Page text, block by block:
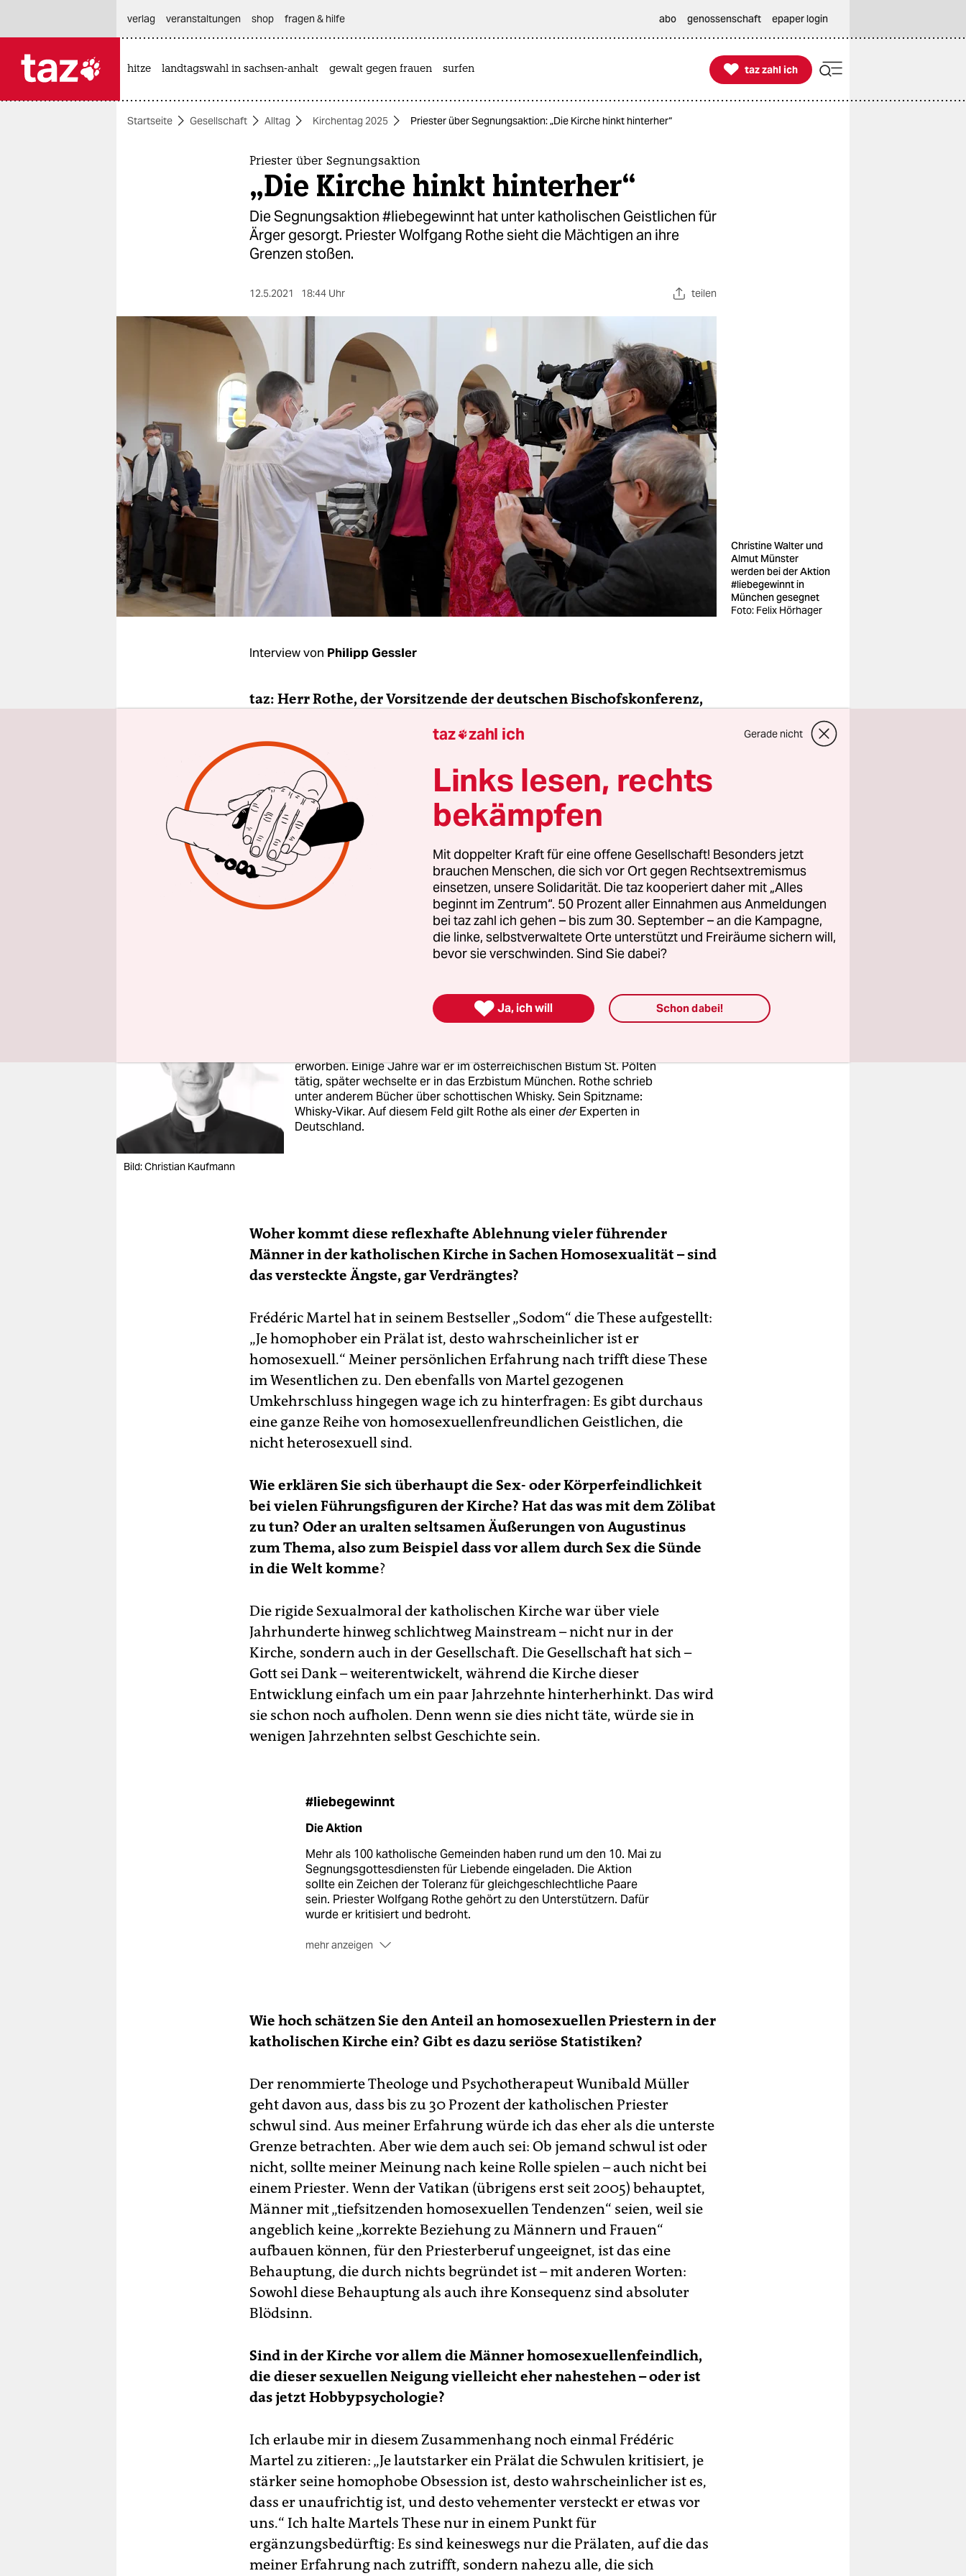
themen
berlin
verlag
verlag
veranstaltungen
shop
fragen & hilfe
abo
genossenschaft
verlag
veranstaltungen shop fragen & hilfe abo genossenschaft epaper login
hitze landtagswahl in sachsen-anhalt gewalt gegen frauen surfen 
taz zahl ich
taz zahl ich
Startseite Gesellschaft Alltag Kirchentag 2025 Priester über Segnungsaktion: „Die Kirche hinkt hinterher“
Priester über Segnungsaktion
„Die Kirche hinkt hinterher“
Die Segnungsaktion #liebegewinnt hat unter katholischen Geistlichen für
Ärger gesorgt. Priester Wolfgang Rothe sieht die Mächtigen an ihre
Grenzen stoßen.
12.5.2021 18:44 Uhr teilen
Christine Walter und
Almut Münster
werden bei der Aktion
#liebegewinnt in
München gesegnet
Foto: Felix Hörhager
Interview von Philipp Gessler
taz: Herr Rothe, der Vorsitzende der deutschen Bischofskonferenz,
Liebenden
, auch für homosexuelle Paare, kritisiert. Warum sind bei
einer so harmlosen Sache selbst eher liberale Geister in der
katholischen Kirche so allergisch?
Wolfgang Rothe:Bischof Bätzing hat die genannten Segensfeiern als
„nicht hilfreich“ bezeichnet. Zurückhaltender kann man kaum Kritik
üben. Meinem Eindruck nach wollte er dadurch dem Vorwurf
entgegenwirken, sich vor einer Stellungnahme gedrückt zu haben,
und zugleich möglichen schärferen Reaktionen zum Beispiel aus den
Bistümern Köln, Regensburg oder Passau zuvorkommen.
Bild: Christian Kaufmann
Im Interview: Wolfgang F. Rothe
wurde 1967 in Marburg geboren. Er studierte katholische Theologie in
erworben. Einige Jahre war er im österreichischen Bistum St. Pölten
tätig, später wechselte er in das Erzbistum München. Rothe schrieb
unter anderem Bücher über schottischen Whisky. Sein Spitzname:
Whisky-Vikar. Auf diesem Feld gilt Rothe als einerderExperten in
Deutschland.
Woher kommt diese reflexhafte Ablehnung vieler führender
Männer in der katholischen Kirche in Sachen Homosexualität – sind
das versteckte Ängste, gar Verdrängtes?
Frédéric Martel hat in seinem Bestseller „Sodom“ die These aufgestellt:
„Je homophober ein Prälat ist, desto wahrscheinlicher ist er
homosexuell.“ Meiner persönlichen Erfahrung nach trifft diese These
im Wesentlichen zu. Den ebenfalls von Martel gezogenen
Umkehrschluss hingegen wage ich zu hinterfragen: Es gibt durchaus
eine ganze Reihe von homosexuellenfreundlichen Geistlichen, die
nicht heterosexuell sind.
Wie erklären Sie sich überhaupt die Sex- oder Körperfeindlichkeit
bei vielen Führungsfiguren der Kirche? Hat das was mit dem Zölibat
zu tun? Oder an uralten seltsamen Äußerungen von Augustinus
zum Thema, also zum Beispiel dass vor allem durch Sex die Sünde
in die Welt komme?
Die rigide Sexualmoral der katholischen Kirche war über viele
Jahrhunderte hinweg schlichtweg Mainstream – nicht nur in der
Kirche, sondern auch in der Gesellschaft. Die Gesellschaft hat sich –
Gott sei Dank – weiterentwickelt, während die Kirche dieser
Entwicklung einfach um ein paar Jahrzehnte hinterherhinkt. Das wird
sie schon noch aufholen. Denn wenn sie dies nicht täte, würde sie in
wenigen Jahrzehnten selbst Geschichte sein.
#liebegewinnt
Die Aktion
Mehr als 100 katholische Gemeinden haben rund um den 10. Mai zu
Segnungs­gottesdiensten für Liebende eingeladen. Die Aktion
sollte ein Zeichen der Toleranz für gleichgeschlechtliche Paare
sein. Priester Wolfgang Rothe gehört zu den Unterstützern. Dafür
wurde er kritisiert und bedroht.
mehr anzeigen
Kongregation für die Glaubenslehre hatte am 15. März eine Note
veröffentlicht, in der steht, dass die Kirche nicht die Vollmacht hat,
Verbindungen von Personen gleichen Geschlechts zu segnen.(taz)
Wie hoch schätzen Sie den Anteil an homosexuellen Priestern in der
katholischen Kirche ein? Gibt es dazu seriöse Statistiken?
Der renommierte Theologe und Psychotherapeut Wunibald Müller
geht davon aus, dass bis zu 30 Prozent der katholischen Priester
schwul sind. Aus meiner Erfahrung würde ich das eher als die unterste
Grenze betrachten. Aber wie dem auch sei: Ob jemand schwul ist oder
nicht, sollte meiner Meinung nach keine Rolle spielen – auch nicht bei
einem Priester. Wenn der Vatikan (übrigens erst seit 2005) behauptet,
Männer mit „tiefsitzenden homosexuellen Tendenzen“ seien, weil sie
angeblich keine „korrekte Beziehung zu Männern und Frauen“
aufbauen können, für den Priesterberuf ungeeignet, ist das eine
Behauptung, die durch nichts begründet ist – mit anderen Worten:
Sowohl diese Behauptung als auch ihre Konsequenz sind absoluter
Blödsinn.
Sind in der Kirche vor allem die Männer homosexuellenfeindlich,
die dieser sexuellen Neigung vielleicht eher nahestehen – oder ist
das jetzt Hobbypsychologie?
Ich erlaube mir in diesem Zusammenhang noch einmal Frédéric
Martel zu zitieren: „Je lautstarker ein Prälat die Schwulen kritisiert, je
stärker seine homophobe Obsession ist, desto wahrscheinlicher ist es,
dass er unaufrichtig ist, und desto vehementer versteckt er etwas vor
uns.“ Ich halte Martels These nur in einem Punkt für
ergänzungsbedürftig: Es sind keineswegs nur die Prälaten, auf die das
meiner Erfahrung nach zutrifft, sondern nahezu alle, die sich
taz zahl ich Gerade nicht
Links lesen, rechts
bekämpfen
Mit doppelter Kraft für eine offene Gesellschaft! Besonders jetzt
brauchen Menschen, die sich vor Ort gegen Rechtsextremismus
einsetzen, unsere Solidarität. Die taz kooperiert daher mit „Alles
beginnt im Zentrum“. 50 Prozent aller Einnahmen aus Anmeldungen
bei taz zahl ich gehen – bis zum 30. September – an die Kampagne,
die linke, selbstverwaltete Orte unterstützt und Freiräume sichern will,
bevor sie verschwinden. Sind Sie dabei?
 Ja, ich will Schon dabei!